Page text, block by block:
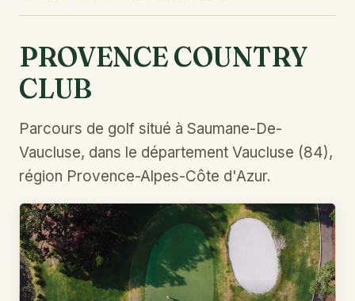
PROVENCE COUNTRY
CLUB
Parcours de golf situé à Saumane-De-
Vaucluse, dans le département Vaucluse (84),
région Provence-Alpes-Côte d'Azur.